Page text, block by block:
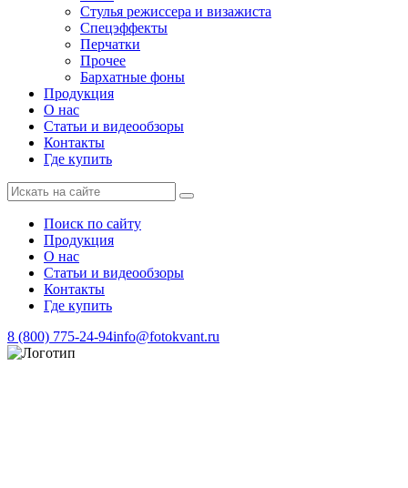
Стулья режиссера и визажиста
Спецэффекты
Перчатки
Прочее
Бархатные фоны
Продукция
О нас
Статьи и видеообзоры
Контакты
Где купить
Поиск по сайту
Продукция
О нас
Статьи и видеообзоры
Контакты
Где купить
8 (800) 775-24-94info@fotokvant.ru